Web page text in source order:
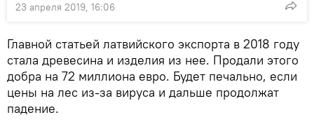
23 апреля 2019, 16:06
Главной статьей латвийского экспорта в 2018 году
стала древесина и изделия из нее. Продали этого
добра на 72 миллиона евро. Будет печально, если
цены на лес из-за вируса и дальше продолжат
падение.